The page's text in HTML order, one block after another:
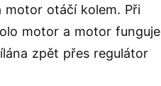
motor otáčí kolem. Při
motor a motor funguje
zpět přes regulátor